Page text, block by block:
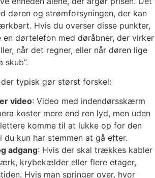
døren og strømforsyningen, der kan
Hvis du overser disse punkter,
en dørtelefon med døråbner, der virker
når det regner, eller når døren lige
skub”.
typisk gør størst forskel:
video: Video med indendørsskærm
koster mere end ren lyd, men uden
komme til at lukke op for den
kun har stemmen at gå efter.
adgang: Hvis der skal trækkes kabler
krybekælder eller flere etager,
Hvis man springer over, hvor